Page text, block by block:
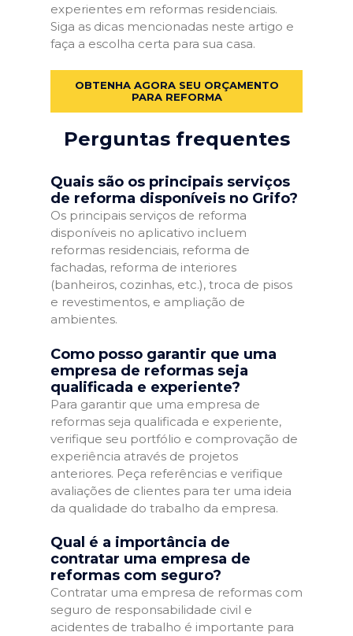
experientes em reformas residenciais.
Siga as dicas mencionadas neste artigo e
faça a escolha certa para sua casa.
OBTENHA AGORA SEU ORÇAMENTO
PARA REFORMA
Perguntas frequentes
Quais são os principais serviços
de reforma disponíveis no Grifo?
Os principais serviços de reforma
disponíveis no aplicativo incluem
reformas residenciais, reforma de
fachadas, reforma de interiores
(banheiros, cozinhas, etc.), troca de pisos
e revestimentos, e ampliação de
ambientes.
Como posso garantir que uma
empresa de reformas seja
qualificada e experiente?
Para garantir que uma empresa de
reformas seja qualificada e experiente,
verifique seu portfólio e comprovação de
experiência através de projetos
anteriores. Peça referências e verifique
avaliações de clientes para ter uma ideia
da qualidade do trabalho da empresa.
Qual é a importância de
contratar uma empresa de
reformas com seguro?
Contratar uma empresa de reformas com
seguro de responsabilidade civil e
acidentes de trabalho é importante para